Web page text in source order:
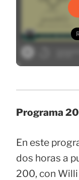
Programa
En este
dos horas a
200, con